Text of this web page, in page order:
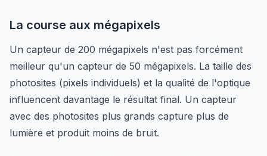
La course aux mégapixels
Un capteur de 200 mégapixels n'est pas forcément
meilleur qu'un capteur de 50 mégapixels. La taille des
photosites (pixels individuels) et la qualité de l'optique
influencent davantage le résultat final. Un capteur
avec des photosites plus grands capture plus de
lumière et produit moins de bruit.